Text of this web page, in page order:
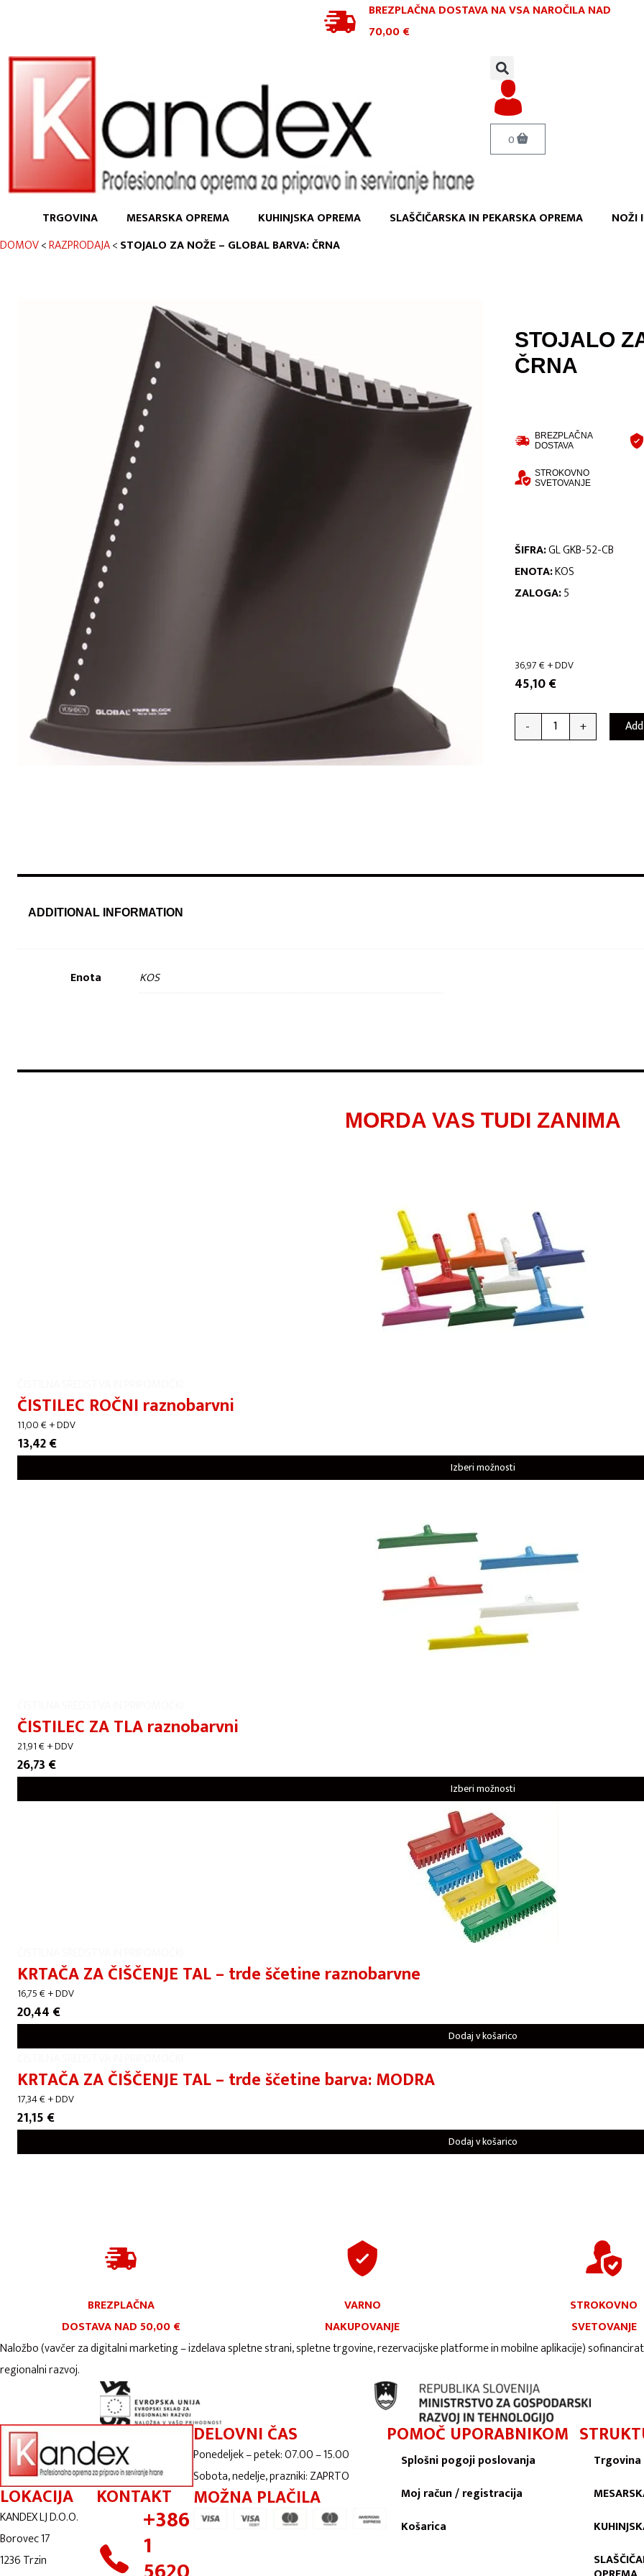
BREZPLAČNA DOSTAVA NA VSA NAROČILANAD
70,00 €
0
TRGOVINA MESARSKA OPREMA KUHINJSKA OPREMA SLAŠČIČARSKA IN PEKARSKA OPREMA NOŽI
DOMOV<RAZPRODAJA<STOJALO ZA NOŽE – GLOBAL BARVA: ČRNA
STOJALO
ČRNA
BREZPLAČNA
DOSTAVA
STROKOVNO
SVETOVANJE
ŠIFRA:GL GKB-52-CB
ENOTA:KOS
ZALOGA:5
36,97€+ DDV
45,10€
- +
ADDITIONAL INFORMATION
Enota KOS
MORDA VAS TUDI ZANIMA
ČISTILEC ROČNI raznobarvni
11,00€+ DDV
13,42€
Izberi možnosti
ČISTILEC ZA TLA raznobarvni
21,91€+ DDV
26,73 €
Izberi možnosti
KRTAČA ZA ČIŠČENJE TAL – trde ščetine raznobarvne
16,75€+ DDV
20,44 €
Dodaj v košarico
KRTAČA ZA ČIŠČENJE TAL – trde ščetine barva: MODRA
17,34€+ DDV
21,15 €
Dodaj v košarico
BREZPLAČNA
DOSTAVA NAD 50,00 €
VARNO
NAKUPOVANJE
STROKOVNO
SVETOVANJE
Naložbo (vavčer za digitalni marketing – izdelava spletne strani, spletne trgovine, rezervacijske platforme in mobilne aplikacije)
regionalni razvoj.
LOKACIJA
KANDEX LJ D.O.O.
Borovec 17
1236 Trzin
KONTAKT
+386
1
DELOVNI ČAS
Ponedeljek – petek: 07.00 – 15.00
Sobota, nedelje, prazniki: ZAPRTO
MOŽNA PLAČILA
POMOČ UPORABNIKOM
Splošni pogoji poslovanja
Moj račun / registracija
Košarica
Trgovina